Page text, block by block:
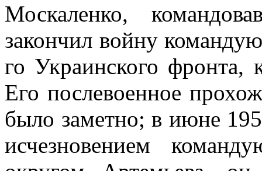
Москаленко,
закончил войну
го Украинского фронта,
Его послевоенное
было заметно; в июне
исчезновением